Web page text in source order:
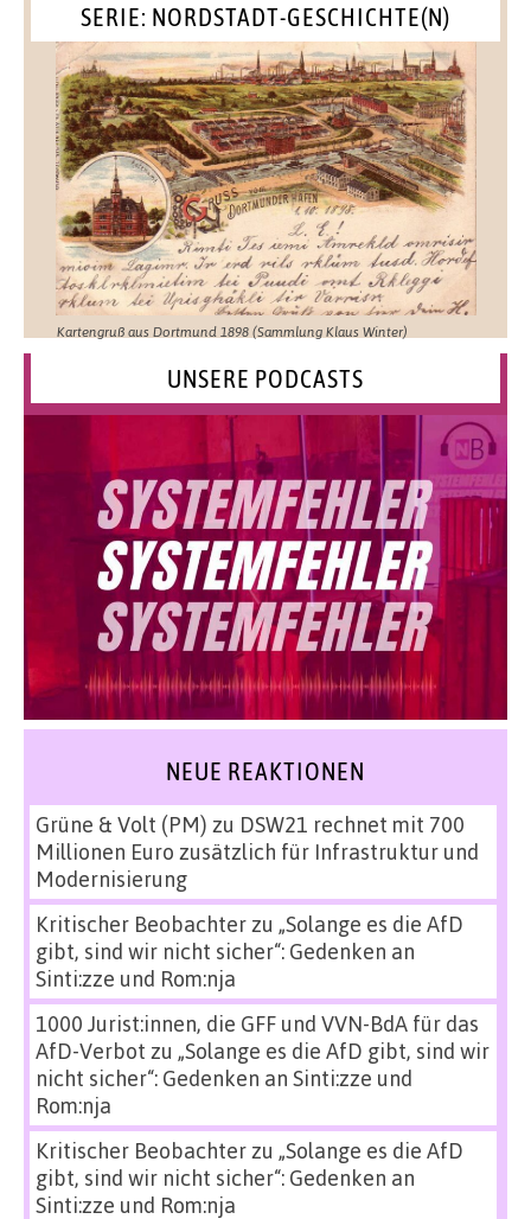
SERIE: NORDSTADT-GESCHICHTE(N)
Kartengruß aus Dortmund 1898 (Sammlung Klaus Winter)
UNSERE PODCASTS
NEUE REAKTIONEN
Grüne & Volt (PM) zu DSW21 rechnet mit 700
Millionen Euro zusätzlich für Infrastruktur und
Modernisierung
Kritischer Beobachterzu „Solange es die AfD
gibt, sind wir nicht sicher“: Gedenken an
Sinti:zze und Rom:nja
1000 Jurist:innen, die GFF und VVN-BdA für das
AfD-Verbot zu „Solange es die AfD gibt, sind wir
nicht sicher“: Gedenken an Sinti:zze und
Rom:nja
Kritischer Beobachterzu „Solange es die AfD
gibt, sind wir nicht sicher“: Gedenken an
Sinti:zze und Rom:nja